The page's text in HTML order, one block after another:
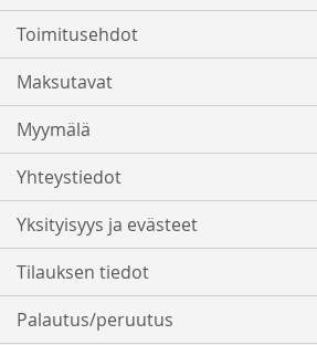
Toimitusehdot
Maksutavat
Myymälä
Yhteystiedot
Yksityisyys ja evästeet
Tilauksen tiedot
Palautus/peruutus